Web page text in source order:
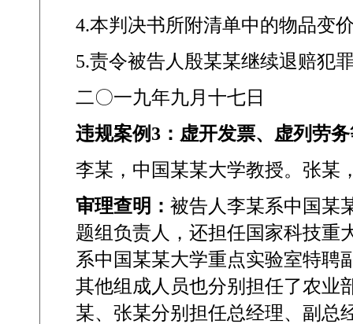
4.本判决书所附清单中的物品变
5.责令被告人殷某某继续退赔犯
二〇一九年九月十七日
违规案例3 ：虚开发票、虚列劳
李某，中国某某大学教授。张某
审理查明： 被告人李某系中国某
题组负责人，还担任国家科技重
系中国某某大学重点实验室特聘
其他组成人员也分别担任了农业
某、张某分别担任总经理、副总